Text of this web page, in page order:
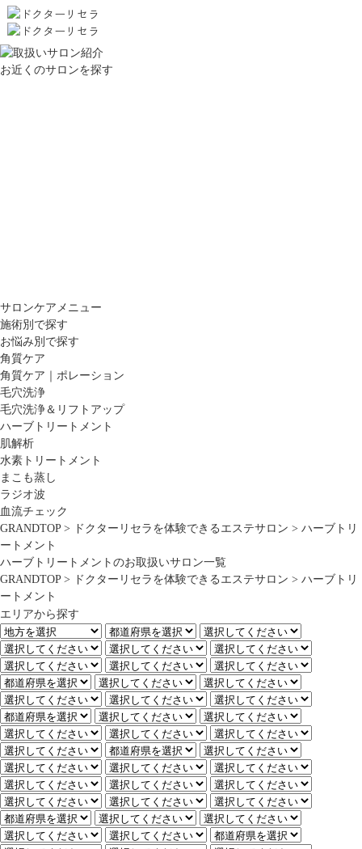
お近くのサロンを探す
サロンケアメニュー
施術別で探す
お悩み別で探す
角質ケア
角質ケア｜ポレーション
毛穴洗浄
毛穴洗浄＆リフトアップ
ハーブトリートメント
肌解析
水素トリートメント
まこも蒸し
ラジオ波
血流チェック
GRANDTOP> ドクターリセラを体験できるエステサロン > ハーブトリ
ートメント
ハーブトリートメントのお取扱いサロン一覧
GRANDTOP> ドクターリセラを体験できるエステサロン > ハーブトリ
ートメント
エリアから探す